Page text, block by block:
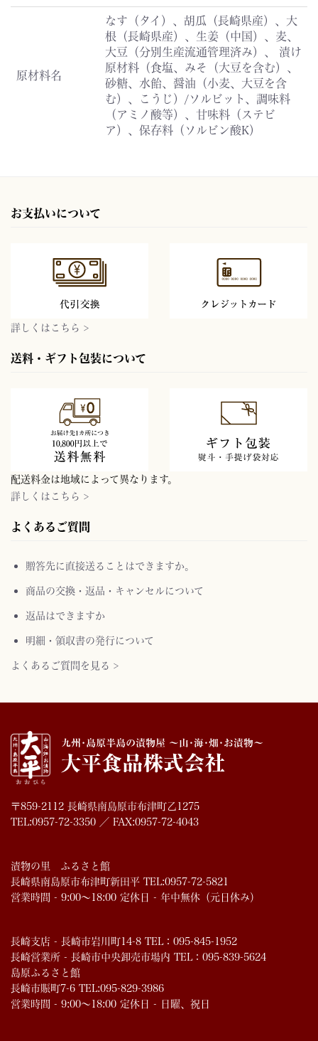
原材料名
なす（タイ）、胡瓜（長崎県産）、大
根（長崎県産）、生姜（中国）、麦、
大豆（分別生産流通管理済み）、 漬け
原材料（食塩、みそ（大豆を含む）、
砂糖、水飴、醤油（小麦、大豆を含
む）、こうじ）/ソルビット、調味料
（アミノ酸等）、甘味料（ステビ
ア）、保存料（ソルビン酸K）
お支払いについて
詳しくはこちら >
送料・ギフト包装について
配送料金は地域によって異なります。
詳しくはこちら >
よくあるご質問
贈答先に直接送ることはできますか。
商品の交換・返品・キャンセルについて
返品はできますか
明細・領収書の発行について
よくあるご質問を見る >
〒859-2112 長崎県南島原市布津町乙1275
TEL:0957-72-3350 ／ FAX:0957-72-4043
漬物の里 ふるさと館
長崎県南島原市布津町新田平 TEL:0957-72-5821
営業時間 - 9:00～18:00 定休日 - 年中無休（元日休み）
長崎支店 - 長崎市岩川町14-8 TEL：095-845-1952
長崎営業所 - 長崎市中央卸売市場内 TEL：095-839-5624
島原ふるさと館
長崎市賑町7-6 TEL:095-829-3986
営業時間 - 9:00～18:00 定休日 - 日曜、祝日